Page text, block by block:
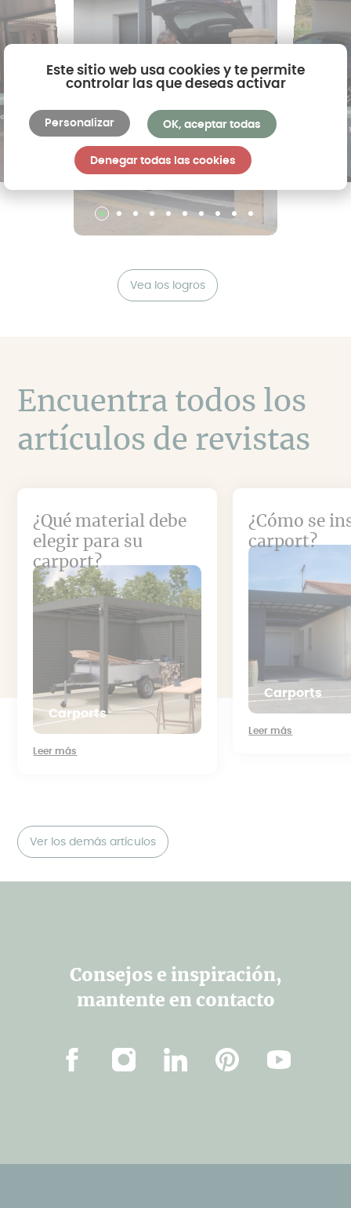
techo
9 938€
Carport arqueado simple
Carport
Carport con
Vea los logros
Encuentra todos los
artículos de revistas
¿Qué material debe
elegir para su
carport?
Carports
Leer más
¿Cómo se
carport?
Carports
Leer más
Ver los demás artículos
Consejos e inspiración,
mantente en contacto
FacebookInstagramLinkedinPinterestYouTube
Este sitio web usa cookies y te permite
controlar las que deseas activar
OK, aceptar todas
Denegar todas las cookies
Personalizar